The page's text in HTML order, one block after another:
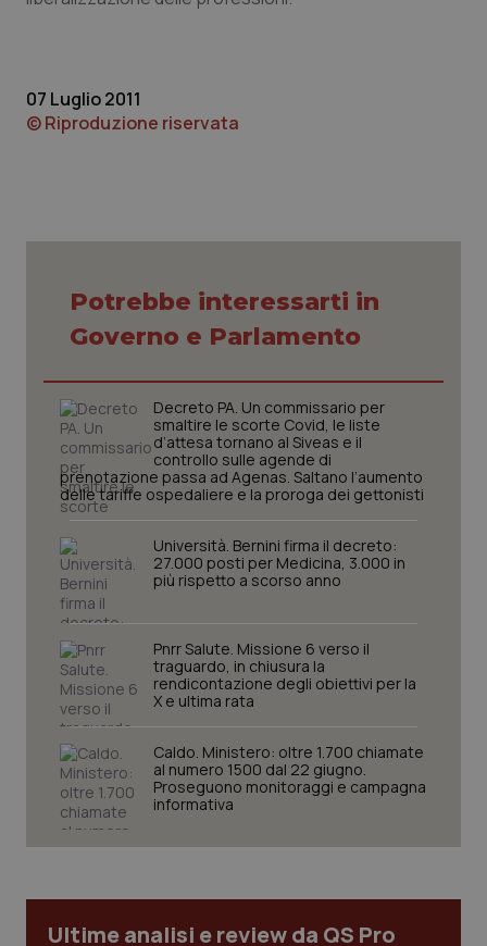
07 Luglio 2011
© Riproduzione riservata
Potrebbe interessarti in
Governo e Parlamento
Decreto PA. Un commissario per
smaltire le scorte Covid, le liste
d’attesa tornano al Siveas e il
controllo sulle agende di
prenotazione passa ad Agenas. Saltano l’aumento
delle tariffe ospedaliere e la proroga dei gettonisti
Università. Bernini firma il decreto:
27.000 posti per Medicina, 3.000 in
più rispetto a scorso anno
Pnrr Salute. Missione 6 verso il
traguardo, in chiusura la
rendicontazione degli obiettivi per la
X e ultima rata
Caldo. Ministero: oltre 1.700 chiamate
al numero 1500 dal 22 giugno.
Proseguono monitoraggi e campagna
informativa
Ultime analisi e review da QS Pro
__cf_bm
Cloudflare Inc.
.hubspotusercontent-
na1.net
__cf_bm
eu1.net
__cf_bm
.hsforms.com